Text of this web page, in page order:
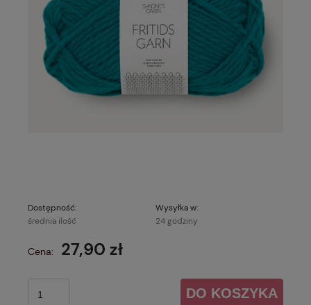
Dostępność:
średnia ilość
Wysyłka w:
24 godziny
Cena: 27,90 zł
DO KOSZYKA